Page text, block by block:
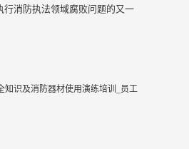
行消防执法领域腐败问题的又一
知识及消防器材使用演练培训_员工